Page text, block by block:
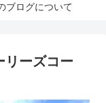
ブログについて
リーズコー